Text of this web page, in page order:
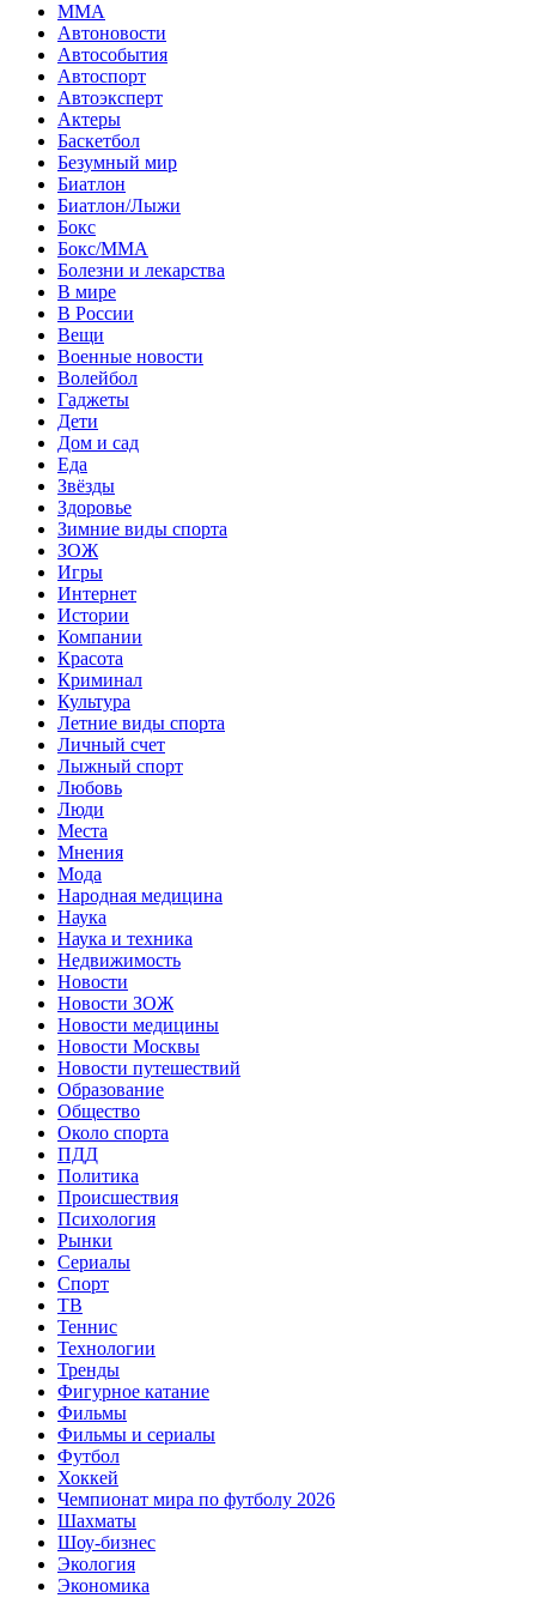
MMA
Автоновости
Автособытия
Автоспорт
Автоэксперт
Актеры
Баскетбол
Безумный мир
Биатлон
Биатлон/Лыжи
Бокс
Бокс/MMA
Болезни и лекарства
В мире
В России
Вещи
Военные новости
Волейбол
Гаджеты
Дети
Дом и сад
Еда
Звёзды
Здоровье
Зимние виды спорта
ЗОЖ
Игры
Интернет
Истории
Компании
Красота
Криминал
Культура
Летние виды спорта
Личный счет
Лыжный спорт
Любовь
Люди
Места
Мнения
Мода
Народная медицина
Наука
Наука и техника
Недвижимость
Новости
Новости ЗОЖ
Новости медицины
Новости Москвы
Новости путешествий
Образование
Общество
Около спорта
ПДД
Политика
Происшествия
Психология
Рынки
Сериалы
Спорт
ТВ
Теннис
Технологии
Тренды
Фигурное катание
Фильмы
Фильмы и сериалы
Футбол
Хоккей
Чемпионат мира по футболу 2026
Шахматы
Шоу-бизнес
Экология
Экономика